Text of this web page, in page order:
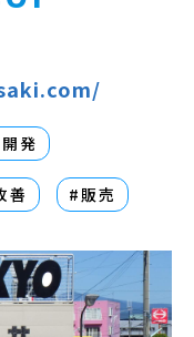
発
善 #販売